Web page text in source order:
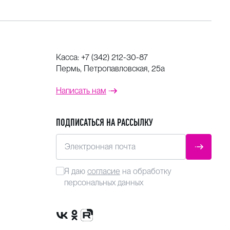
Касса: +7 (342) 212-30-87
Пермь, Петропавловская, 25а
Написать нам
ПОДПИСАТЬСЯ НА РАССЫЛКУ
Электронная почта
Я даю согласие на обработку
персональных данных
Сообщество VK
Группа в одноклассниках
Канал Rutube